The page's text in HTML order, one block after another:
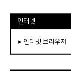
인터넷
▸ 인터넷 브라우저